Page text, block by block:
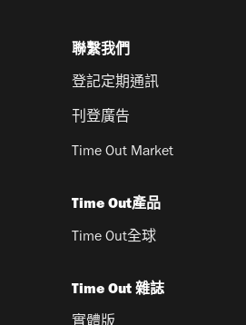
聯繫我們
登記定期通訊
刊登廣告
Time Out Market
Time Out產品
Time Out全球
Time Out 雜誌